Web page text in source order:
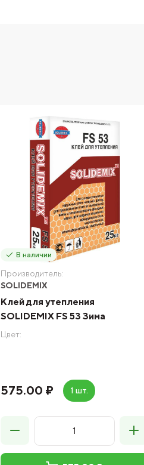
В наличии
Производитель:
SOLIDEMIX
Клей для утепления
SOLIDEMIX FS 53 Зима
Цвет:
575.00 ₽ 1 шт.